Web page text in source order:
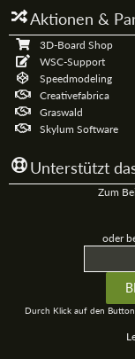
Aktionen &
3D-Board Shop
WSC-Support
Speedmodeling
Creativefabrica
Graswald
Skylum Software
Unterstützt
Zum
oder
Durch Klick auf den